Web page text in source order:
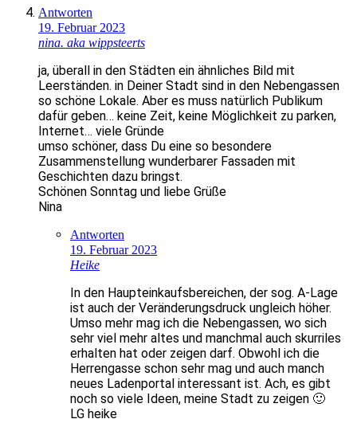
Antworten
19. Februar 2023
nina. aka wippsteerts
ja, überall in den Städten ein ähnliches Bild mit
Leerständen. in Deiner Stadt sind in den Nebengassen
so schöne Lokale. Aber es muss natürlich Publikum
dafür geben… keine Zeit, keine Möglichkeit zu parken,
Internet… viele Gründe
umso schöner, dass Du eine so besondere
Zusammenstellung wunderbarer Fassaden mit
Geschichten dazu bringst.
Schönen Sonntag und liebe Grüße
Nina
Antworten
19. Februar 2023
Heike
In den Haupteinkaufsbereichen, der sog. A-Lage
ist auch der Veränderungsdruck ungleich höher.
Umso mehr mag ich die Nebengassen, wo sich
sehr viel mehr altes und manchmal auch skurriles
erhalten hat oder zeigen darf. Obwohl ich die
Herrengasse schon sehr mag und auch manch
neues Ladenportal interessant ist. Ach, es gibt
noch so viele Ideen, meine Stadt zu zeigen 🙂
LG heike